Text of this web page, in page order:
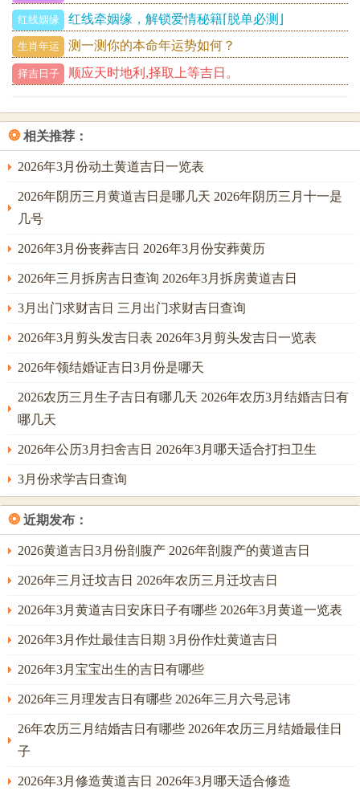
说真的不管是星座还是生肖。最决定性的还是把握当下。
处女座别光等着桃花运最旺的月份；平时多培养怎么说呢点
兴趣爱好;吸引力自然就来了。属猪的朋友也别太纠结下周一
的运势、把都今天过踏实了，好运自然水到渠成！
就像种花不能光看黄历，关键还得勤浇水不是吗?!
下次朋友聚会要是聊起这些焦点，你可就是全场最靓的崽
了。记住啊，3月的读书会、6月的户外烧烤、8月的行业峰会
这些场合都藏着你的缘分。
属猪的记得下周一穿件亮色衣服- 包里备把备用伞- 谁知道转
角会遇到何事呢？
!生活就像拆盲盒；做好准备的人才能拆到隐藏款呀！
红线姻缘 红线牵姻缘，解锁爱情秘籍⌈脱单必测⌋
生肖年运 测一测你的本命年运势如何？
择吉日子 顺应天时地利,择取上等吉日。
❂ 相关推荐：
2026年3月份动土黄道吉日一览表
2026年阴历三月黄道吉日是哪几天 2026年阴历三月十一是
几号
2026年3月份丧葬吉日 2026年3月份安葬黄历
2026年三月拆房吉日查询 2026年3月拆房黄道吉日
3月出门求财吉日 三月出门求财吉日查询
2026年3月剪头发吉日表 2026年3月剪头发吉日一览表
2026年领结婚证吉日3月份是哪天
2026农历三月生子吉日有哪几天 2026年农历3月结婚吉日有
哪几天
2026年公历3月扫舍吉日 2026年3月哪天适合打扫卫生
3月份求学吉日查询
❂ 近期发布：
2026黄道吉日3月份剖腹产 2026年剖腹产的黄道吉日
2026年三月迁坟吉日 2026年农历三月迁坟吉日
2026年3月黄道吉日安床日子有哪些 2026年3月黄道一览表
2026年3月作灶最佳吉日期 3月份作灶黄道吉日
2026年3月宝宝出生的吉日有哪些
2026年三月理发吉日有哪些 2026年三月六号忌讳
26年农历三月结婚吉日有哪些 2026年农历三月结婚最佳日
子
2026年3月修造黄道吉日 2026年3月哪天适合修造